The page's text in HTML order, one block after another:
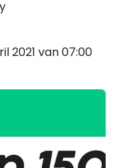
2021 van 07:00